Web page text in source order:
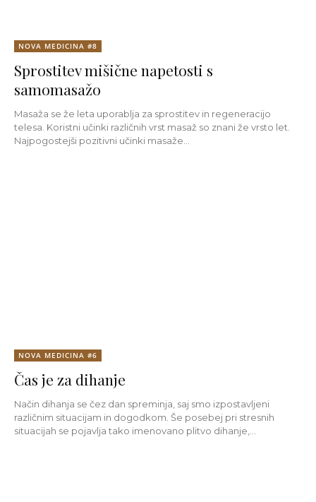
NOVA MEDICINA #8
Sprostitev mišične napetosti s
samomasažo
Masaža se že leta uporablja za sprostitev in regeneracijo
telesa. Koristni učinki različnih vrst masaž so znani že vrsto let.
Najpogostejši pozitivni učinki masaže...
NOVA MEDICINA #6
Čas je za dihanje
Način dihanja se čez dan spreminja, saj smo izpostavljeni
različnim situacijam in dogodkom. Še posebej pri stresnih
situacijah se pojavlja tako imenovano plitvo dihanje,...